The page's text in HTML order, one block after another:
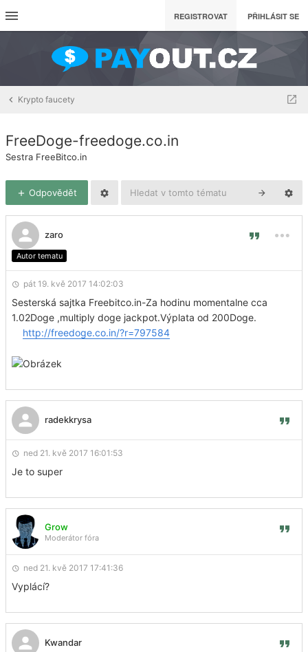
REGISTROVAT PŘIHLÁSIT SE
Krypto faucety
FreeDoge-freedoge.co.in
Sestra FreeBitco.in
Odpovědět
zaro
Autor tematu
pát 19. kvě 2017 14:02:03
Sesterská sajtka Freebitco.in-Za hodinu momentalne cca
1.02Doge ,multiply doge jackpot.Výplata od 200Doge.
http://freedoge.co.in/?r=797584
radekkrysa
ned 21. kvě 2017 16:01:53
Je to super
Grow
Moderátor fóra
ned 21. kvě 2017 17:41:36
Vyplácí?
Kwandar